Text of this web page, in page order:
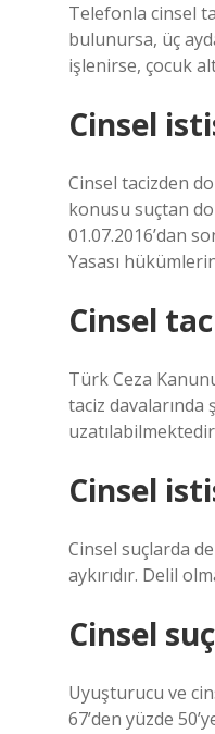
Telefonla cinsel
bulunursa, üç
işlenirse, çocuk
Cinsel
Cinsel tacizden
konusu suçtan
01.07.2016’dan
Yasası
Cinsel
Türk Ceza
taciz
Cinsel
Cinsel suçlarda
aykırıdır. Delil
Cinsel
Uyuşturucu ve
67’den yüzde